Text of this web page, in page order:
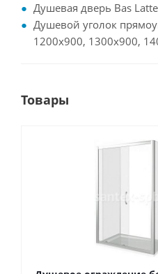
Душевая дверь Bas
Душевой уголок
1200х900, 1300х900,
Товары